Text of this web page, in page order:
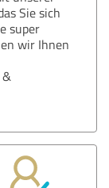
Sie sich
super
wir Ihnen
&